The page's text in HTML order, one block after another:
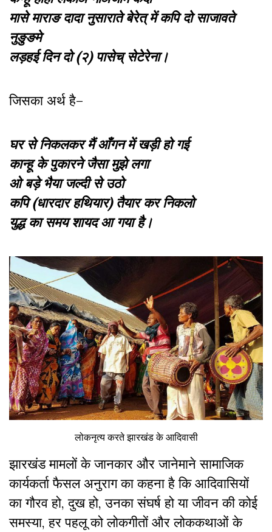
मासे माराङ दादा नुसाराते बेरेत् में कपि दो साजावते
नुङुङमे
लड़हई दिन दो (२) पासेच् सेटेरेना।
जिसका अर्थ है–
घर से निकलकर मैं आँगन में खड़ी हो गई
कान्हू के पुकारने जैसा मुझे लगा
ओ बड़े भैया जल्दी से उठो
कपि (धारदार हथियार) तैयार कर निकलो
युद्ध का समय शायद आ गया है।
लोकनृत्य करते झारखंड के आदिवासी
झारखंड मामलों के जानकार और जानेमाने सामाजिक
कार्यकर्ता फैसल अनुराग का कहना है कि आदिवासियों
का गौरव हो, दुख हो, उनका संघर्ष हो या जीवन की कोई
समस्या, हर पहलू को लोकगीतों और लोककथाओं के